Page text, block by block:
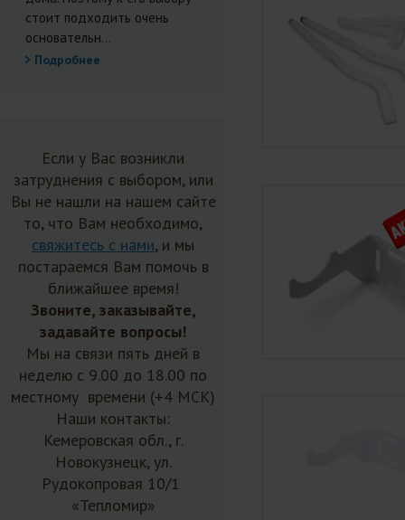
стоит подходить очень
основательн...
Подробнее
Если у Вас возникли
затруднения с выбором, или
Вы не нашли на нашем сайте
то, что Вам необходимо,
свяжитесь с нами, и мы
постараемся Вам помочь в
ближайшее время!
Звоните, заказывайте,
задавайте вопросы!
Мы на связи пять дней в
неделю с 9.00 до 18.00 по
местному времени (+4 МСК)
Наши контакты:
Кемеровская обл., г.
Новокузнецк, ул.
Рудокопровая 10/1
«Тепломир»